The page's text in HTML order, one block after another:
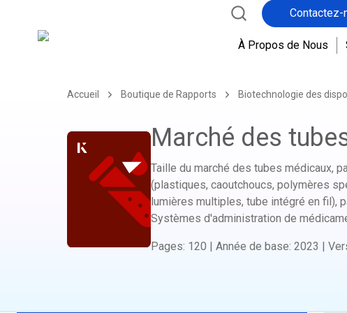
Contactez-
À Propos de Nous
Accueil Boutique de Rapports Biotechnologie des
Marché des
Taille du marché des tubes médicaux,
(plastiques, caoutchoucs, polymères
lumières multiples, tube intégré en fil),
Systèmes d'administration de
Pages: 120 | Année de base: 2023 |